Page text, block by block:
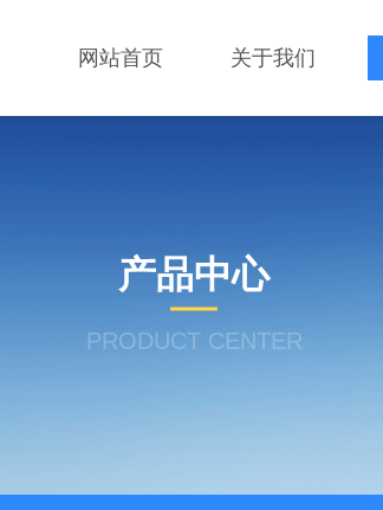
网站首页 关于我们
产品中心
PRODUCT CENTER